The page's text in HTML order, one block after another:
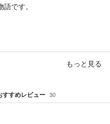
です。
もっと見る
すすめレビュー 30